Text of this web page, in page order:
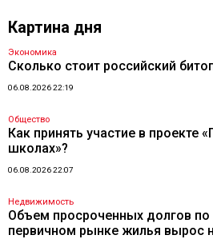
Картина дня
Экономика
Сколько стоит российский
06.08.2026 22:19
Общество
Как принять участие в проекте
школах»?
06.08.2026 22:07
Недвижимость
Объем просроченных долгов по
первичном рынке жилья вырос